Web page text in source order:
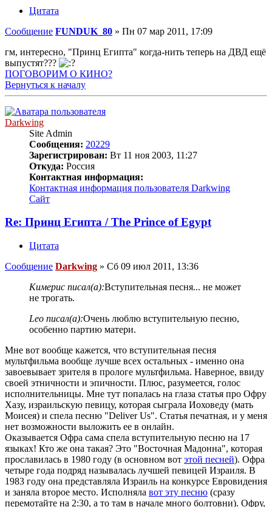
Цитата
Сообщение FUNDUK_80 » Пн 07 мар 2011, 17:09
гм, интересно, "Принц Египта" когда-нить теперь на ДВД ещё
выпустят???
ПОГОВОРИМ О КИНО?
Вернуться к началу
Darkwing
Site Admin
Сообщения: 20229
Зарегистрирован: Вт 11 ноя 2003, 11:27
Откуда: Россия
Контактная информация:
Контактная информация пользователя Darkwing
Сайт
Re: Принц Египта / The Prince of Egypt
Цитата
Сообщение Darkwing » Сб 09 июл 2011, 13:36
Кимерис писал(а):Вступительная песня... не может
не трогать.
Leo писал(а):Очень люблю вступительную песню,
особенно партию матери.
Мне вот вообще кажется, что вступительная песня
мультфильма вообще лучше всех остальных - именно она
завоевывает зрителя в прологе мультфильма. Наверное, ввиду
своей этничности и эпичности. Плюс, разумеется, голос
исполнительницы. Мне тут попалась на глаза статья про Офру
Хазу, израильскую певицу, которая сыграла Иоховеду (мать
Моисея) и спела песню "Deliver Us". Статья печатная, и у меня
нет возможности выложить ее в онлайн.
Оказывается Офра сама спела вступительную песню на 17
языках! Кто же она такая? Это "Восточная Мадонна", которая
прославилась в 1980 году (в основном вот этой песней). Офра
четыре года подряд называлась лучшей певицей Израиля. В
1983 году она представляла Израиль на конкурсе Евровидения
и заняла второе место. Исполняла вот эту песню (сразу
перемотайте на 2:30, а то там в начале много болтовни). Офру,